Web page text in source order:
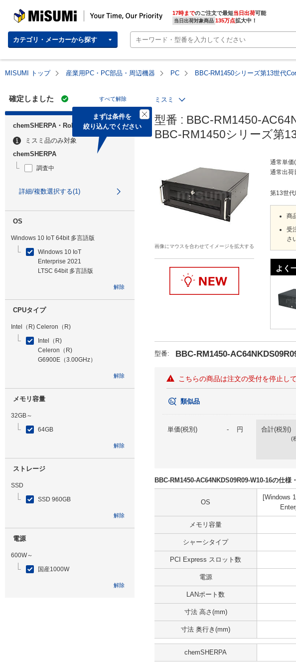
MISUMI | Your Time, Our Priority 17時までのご注文で最短当日出荷
当日出荷対象商品 135万点拡大中！
カテゴリ・メーカーから探す
MISUMI トップ 産業用PC・PC部品・周辺機器 PC BBC-RM1450シリーズ第13世代
確定しました すべて解除
まずは条件を
絞り込んでください
chemSHERPA・RoHS
ミスミ品のみ対象
chemSHERPA
調査中
詳細/複数選択する(1)
OS
Windows 10 IoT 64bit 多言語版
Windows 10 IoT
Enterprise 2021
LTSC 64bit 多言語版
解除
CPUタイプ
Intel（R) Celeron（R)
Intel（R)
Celeron（R)
G6900E（3.00GHz）
解除
メモリ容量
32GB～
64GB
解除
ストレージ
SSD
SSD 960GB
解除
電源
600W～
国産1000W
解除
ミスミ
型番 : BBC-RM1450-
BBC-RM1450シリーズ第
画像にマウスを合わせてイメージを拡大する
通常単価
通常出荷
第13世
商
受
さ
よく
型番: BBC-RM1450-
こちらの商品は注文の受付を停止し
類似品
単価(税別) - 円 合計(税別)
(
BBC-RM1450-AC64NKDS09R09-W10-16の仕様
OS
[Windows
メモリ容量
シャーシタイプ
PCI Express スロット数
電源
LANポート数
寸法 高さ(mm)
寸法 奥行き(mm)
chemSHERPA